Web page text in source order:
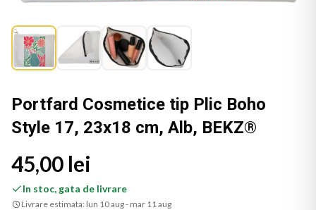
Portfard Cosmetice tip Plic Boho
Style 17, 23x18 cm, Alb, BEKZ®
45,00 lei
In stoc, gata de livrare
Livrare estimata: lun 10 aug - mar 11 aug